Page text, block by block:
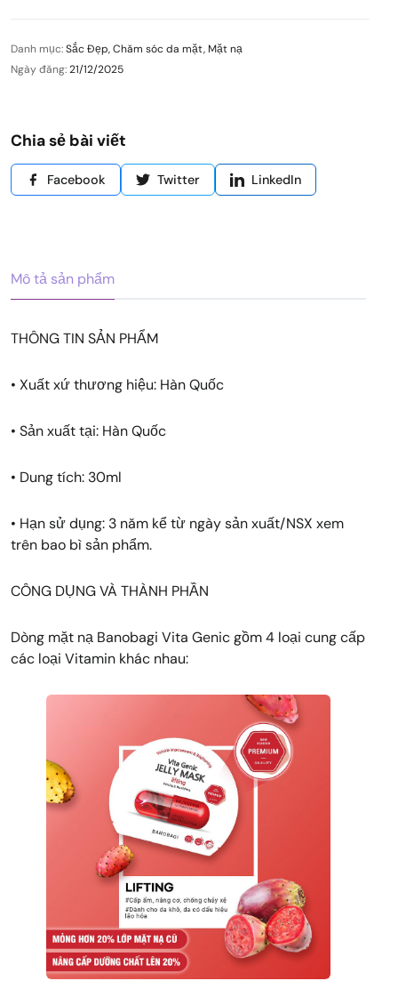
Danh mục:Sắc Đẹp,Chăm sóc da mặt, Mặt nạ
Ngày đăng:21/12/2025
Chia sẻ bài viết
Facebook Twitter LinkedIn
Mô tả sản phẩm
THÔNG TIN SẢN PHẨM
• Xuất xứ thương hiệu: Hàn Quốc
• Sản xuất tại: Hàn Quốc
• Dung tích: 30ml
• Hạn sử dụng: 3 năm kể từ ngày sản xuất/NSX xem
trên bao bì sản phẩm.
CÔNG DỤNG VÀ THÀNH PHẦN
Dòng mặt nạ Banobagi Vita Genic gồm 4 loại cung cấp
các loại Vitamin khác nhau: